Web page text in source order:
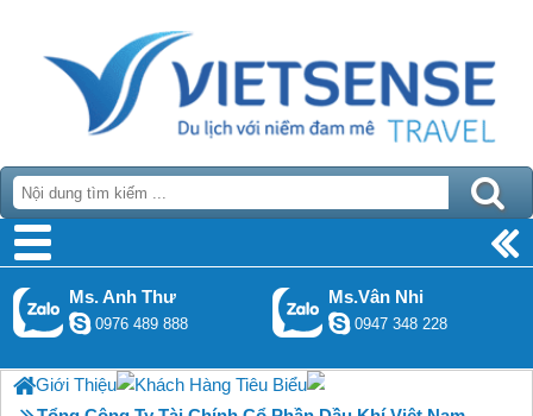
Ms. Anh Thư
0976 489 888
Ms.Vân Nhi
0947 348 228
Giới Thiệu
Khách Hàng Tiêu Biểu